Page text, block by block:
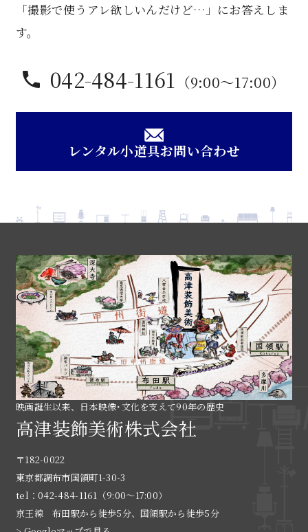
「撮影で使うアレ欲しいんだけど…」にお答えしま
す。
042-484-1161 （9:00〜17:00）
レンタル小道具お問い合わせ
映画誕生以来、日本映像･文化を支えて90年の歴史
高津装飾美術株式会社
〒182-0022
東京都調布市国領町1-30-3
tel：042-484-1161（9:00〜17:00）
京王線 布田駅から徒歩5分、国領駅から徒歩5分